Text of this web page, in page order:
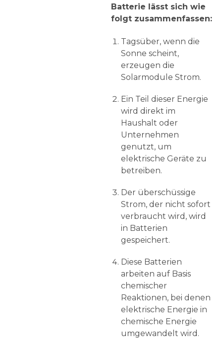
Batterie lässt sich wie
folgt zusammenfassen:
Tagsüber, wenn die
Sonne scheint,
erzeugen die
Solarmodule Strom.
Ein Teil dieser Energie
wird direkt im
Haushalt oder
Unternehmen
genutzt, um
elektrische Geräte zu
betreiben.
Der überschüssige
Strom, der nicht sofort
verbraucht wird, wird
in Batterien
gespeichert.
Diese Batterien
arbeiten auf Basis
chemischer
Reaktionen, bei denen
elektrische Energie in
chemische Energie
umgewandelt wird.